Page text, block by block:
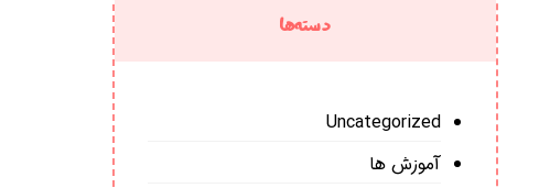
دسته‌ها
Uncategorized
آموزش ها